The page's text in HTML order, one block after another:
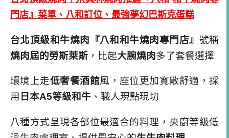
門店』菜單、八和訂位、最強夢幻巴斯克蛋糕
台北頂級和牛燒肉『八和和牛燒肉專門店』 號稱
燒肉屆的勞斯萊斯 ，比起大腕燒肉多了套餐選擇
環境上走低奢餐酒館風，座位更加寬敞舒適，採
用 日本A5等級和牛 、職人現點現切
八種方式呈現各部位最適合的料理，央廚等級低